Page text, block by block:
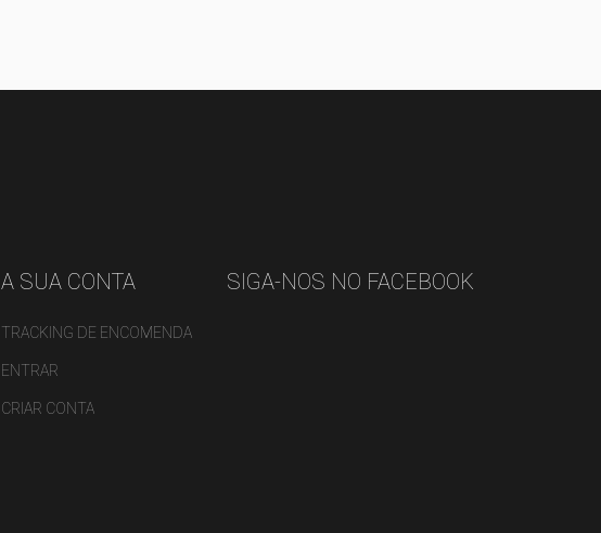
A SUA CONTA
TRACKING DE ENCOMENDA
ENTRAR
CRIAR CONTA
SIGA-NOS NO FACEBOOK